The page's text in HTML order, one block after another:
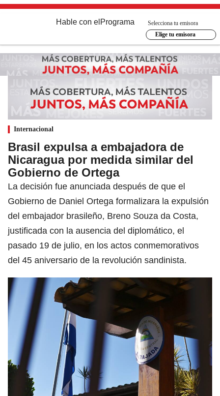
Hable con el Programa
Selecciona tu emisora
Elige tu emisora
Internacional
Brasil expulsa a embajadora de
Nicaragua por medida similar del
Gobierno de Ortega
La decisión fue anunciada después de que el
Gobierno de Daniel Ortega formalizara la expulsión
del embajador brasileño, Breno Souza da Costa,
justificada con la ausencia del diplomático, el
pasado 19 de julio, en los actos conmemorativos
del 45 aniversario de la revolución sandinista.